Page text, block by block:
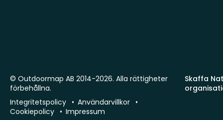
Skaffa
© Outdoormap AB 2014-2026. Alla rättigheter
förbehållna.
Integritetspolicy
Användarvillkor
Cookiepolicy
Impressum